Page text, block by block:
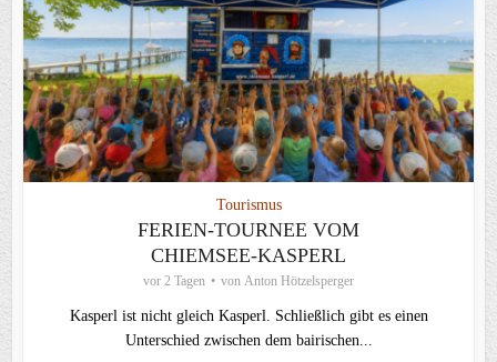
Tourismus
FERIEN-TOURNEE VOM
CHIEMSEE-KASPERL
vor 2 Tagen von Anton Hötzelsperger
Kasperl ist nicht gleich Kasperl. Schließlich gibt es einen
Unterschied zwischen dem bairischen...